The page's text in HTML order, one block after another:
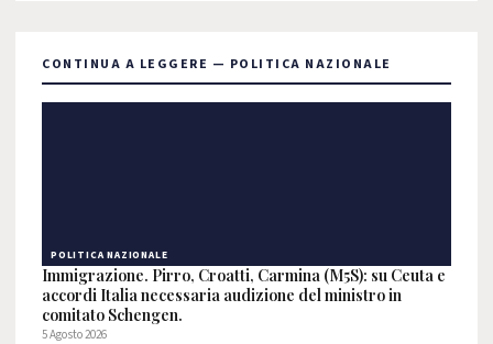
CONTINUA A LEGGERE — POLITICA NAZIONALE
POLITICA NAZIONALE
Immigrazione. Pirro, Croatti, Carmina (M5S): su Ceuta e
accordi Italia necessaria audizione del ministro in
comitato Schengen.
5 Agosto 2026